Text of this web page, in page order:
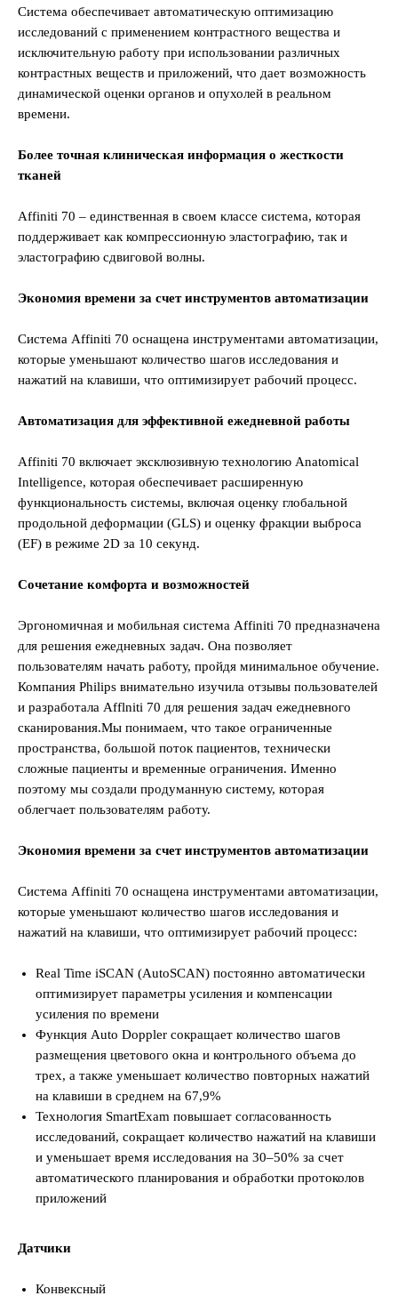
Система обеспечивает автоматическую оптимизацию
исследований с применением контрастного вещества и
исключительную работу при использовании различных
контрастных веществ и приложений, что дает возможность
динамической оценки органов и опухолей в реальном
времени.
Более точная клиническая информация о жесткости
тканей
Affiniti 70 – единственная в своем классе система, которая
поддерживает как компрессионную эластографию, так и
эластографию сдвиговой волны.
Экономия времени за счет инструментов автоматизации
Система Affiniti 70 оснащена инструментами автоматизации,
которые уменьшают количество шагов исследования и
нажатий на клавиши, что оптимизирует рабочий процесс.
Автоматизация для эффективной ежедневной работы
Affiniti 70 включает эксклюзивную технологию Anatomical
Intelligence, которая обеспечивает расширенную
функциональность системы, включая оценку глобальной
продольной деформации (GLS) и оценку фракции выброса
(EF) в режиме 2D за 10 секунд.
Сочетание комфорта и возможностей
Эргономичная и мобильная система Affiniti 70 предназначена
для решения ежедневных задач. Она позволяет
пользователям начать работу, пройдя минимальное обучение.
Компания Philips внимательно изучила отзывы пользователей
и разработала Afflniti 70 для решения задач ежедневного
сканирования.Мы понимаем, что такое ограниченные
пространства, большой поток пациентов, технически
сложные пациенты и временные ограничения. Именно
поэтому мы создали продуманную систему, которая
облегчает пользователям работу.
Экономия времени за счет инструментов автоматизации
Система Affiniti 70 оснащена инструментами автоматизации,
которые уменьшают количество шагов исследования и
нажатий на клавиши, что оптимизирует рабочий процесс:
Real Time iSCAN (AutoSCAN) постоянно автоматически
оптимизирует параметры усиления и компенсации
усиления по времени
Функция Auto Doppler сокращает количество шагов
размещения цветового окна и контрольного объема до
трех, а также уменьшает количество повторных нажатий
на клавиши в среднем на 67,9%
Технология SmartExam повышает согласованность
исследований, сокращает количество нажатий на клавиши
и уменьшает время исследования на 30–50% за счет
автоматического планирования и обработки протоколов
приложений
Датчики
Конвексный